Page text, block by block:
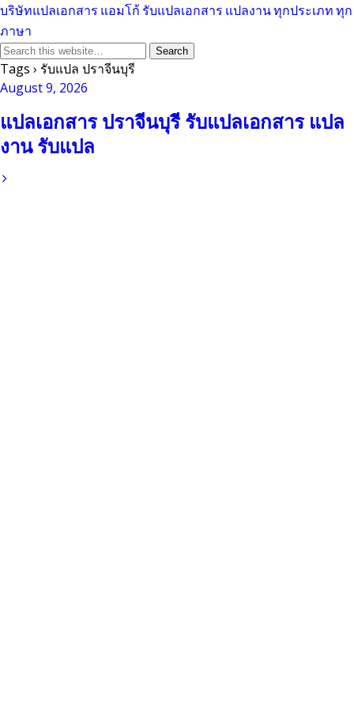
บริษัทแปลเอกสาร แอมโก้ รับแปลเอกสาร แปลงาน ทุกประเภท ทุก
ภาษา
Tags › รับแปล ปราจีนบุรี
August 9, 2026
แปลเอกสาร ปราจีนบุรี รับแปลเอกสาร แปล
งาน รับแปล